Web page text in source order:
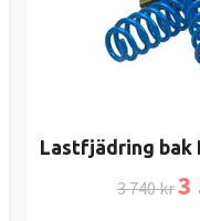
Lastfjädring bak
3 740 kr3